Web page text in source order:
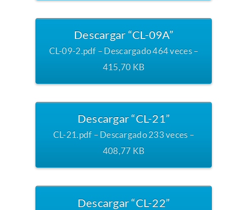
Descargar “CL-09A”
CL-09-2.pdf – Descargado 464 veces –
415,70 KB
Descargar “CL-21”
CL-21.pdf – Descargado 233 veces –
408,77 KB
Descargar “CL-22”